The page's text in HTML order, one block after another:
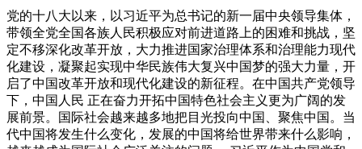
党的十八大以来，以习近平为总书记的新一届中央领导集体，
带领全党全国各族人民积极应对前进道路上的困难和挑战，坚
定不移深化改革开放，大力推进国家治理体系和治理能力现代
化建设，凝聚起实现中华民族伟大复兴中国梦的强大力量，开
启了中国改革开放和现代化建设的新征程。在中国共产党领导
下，中国人民 正在奋力开拓中国特色社会主义更为广阔的发
展前景。国际社会越来越多地把目光投向中国、聚焦中国。当
代中国将发生什么变化，发展的中国将给世界带来什么影响，